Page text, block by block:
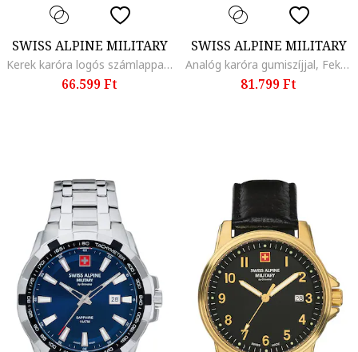
SWISS ALPINE MILITARY
Kerek karóra logós számlappal, Fehér
66.599 Ft
SWISS ALPINE MILITARY
Analóg karóra gumiszíjjal, Fekete
81.799 Ft